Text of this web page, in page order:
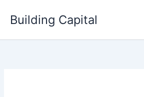
содержимому
Building Capital